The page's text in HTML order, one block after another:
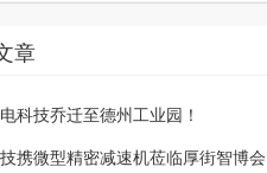
章
科技乔迁至德州工业园！
携微型精密减速机莅临厚街智博会